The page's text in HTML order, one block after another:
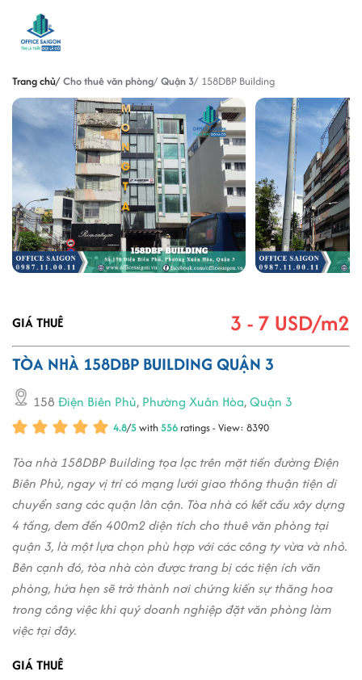
Trang chủ Cho thuê văn phòng Quận 3 158DBP Building
GIÁ THUÊ 3 - 7 USD/m2
TÒA NHÀ 158DBP BUILDING QUẬN 3
158 Điện Biên Phủ, Phường Xuân Hòa,Quận 3
4.8/5with556 ratings - View: 8390
Tòa nhà 158DBP Building tọa lạc trên mặt tiền đường Điện
Biên Phủ, ngay vị trí có mạng lưới giao thông thuận tiện di
chuyển sang các quận lân cận. Tòa nhà có kết cấu xây dựng
4 tầng, đem đến 400m2 diện tích cho thuê văn phòng tại
quận 3, là một lựa chọn phù hợp với các công ty vừa và nhỏ.
Bên cạnh đó, tòa nhà còn được trang bị các tiện ích văn
phòng, hứa hẹn sẽ trở thành nơi chứng kiến sự thăng hoa
trong công việc khi quý doanh nghiệp đặt văn phòng làm
việc tại đây.
GIÁ THUÊ